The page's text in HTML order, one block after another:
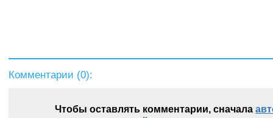
Комментарии (0):
Чтобы оставлять комментарии, сначала